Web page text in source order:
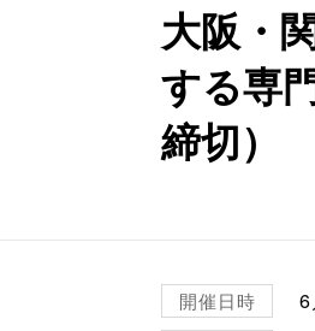
大阪・
する専
締切）
開催日時